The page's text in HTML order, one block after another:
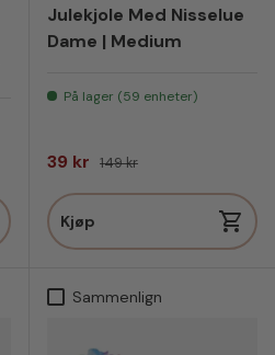
Julekjole Med Nisselue
Dame | Medium
På lager (59 enheter)
Salgspris
39 kr Vanlig pris
149 kr
Kjøp
Sammenlign